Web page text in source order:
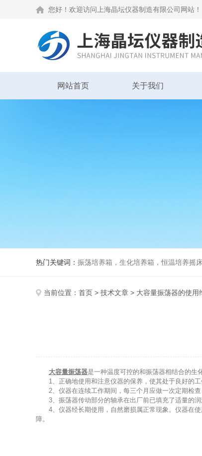
您好！欢迎访问上海晶坛仪器制造有限公司网站！
网站首页 关于我们
热门关键词： 振荡培养箱，生化培养箱，恒温培养摇床，
当前位置： 首页 > 技术文章 > 大容量振荡器的使用
大容量振荡器是一种温度可控的和振荡器相结合的生
1、正确地使用和注意仪器的保养，使其处于良好的工
2、仪器在连续工作期间，每三个月应做一次定期检查
3、振荡器传动部分的轴承在出厂前已填充了适量的润
4、仪器经长期使用，自然磨损属正常现象。仪器在使
障。